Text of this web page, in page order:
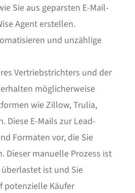
Sie aus geparsten E-Mail-
Agent erstellen.
und unzählige
Vertriebstrichters und der
möglicherweise
wie Zillow, Trulia,
E-Mails zur Lead-
Formaten vor, die Sie
Dieser manuelle Prozess ist
ist und Sie
potenzielle Käufer